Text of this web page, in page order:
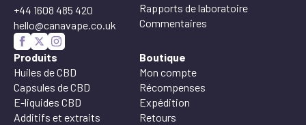
+44 1608 485 420
hello@canavape.co.uk
Rapports de laboratoire
Commentaires
Produits
Huiles de CBD
Capsules de CBD
E-liquides CBD
Additifs et extraits
Boutique
Mon compte
Récompenses
Expédition
Retours